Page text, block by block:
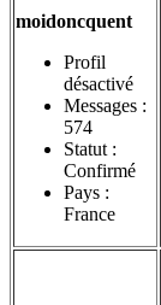
moidoncquent
Profil
désactivé
Messages :
574
Statut :
Confirmé
Pays :
France